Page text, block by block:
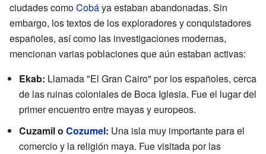
ciudades comoCobáya estaban abandonadas. Sin
embargo, los textos de los exploradores y conquistadores
españoles, así como las investigaciones modernas,
mencionan varias poblaciones que aún estaban activas:
Ekab: Llamada "El Gran Cairo" por los españoles, cerca
de las ruinas coloniales de Boca Iglesia. Fue el lugar del
primer encuentro entre mayas y europeos.
Cuzamil o Cozumel: Una isla muy importante para el
comercio y la religión maya. Fue visitada por las